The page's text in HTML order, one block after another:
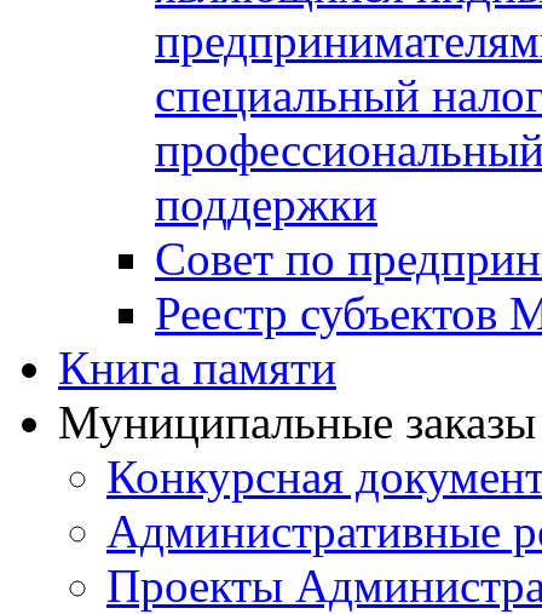
специальный
поддержки
Совет по
Реестр
Книга памяти
Муниципальные
Конкурсная
Административные
Проекты